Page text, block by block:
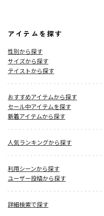
アイテムを探す
性別から探す
サイズから探す
テイストから探す
おすすめアイテムから探す
セール中アイテムを探す
新着アイテムから探す
人気ランキングから探す
利用シーンから探す
ユーザー投稿から探す
詳細検索で探す